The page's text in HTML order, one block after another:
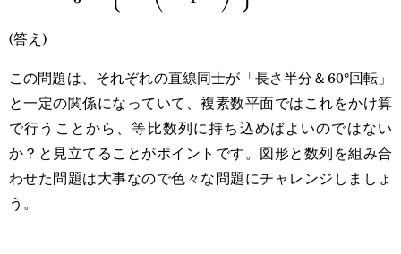
P_n=\frac{3+\sqrt{3}i}
{3}\left\{1-
\left(\frac{1+\sqrt{3}i}
{4}\right)^n\right\}
(答え)
この問題は、それぞれの直線同士が「長さ半分＆60°回転」
と一定の関係になっていて、複素数平面ではこれをかけ算
で行うことから、等比数列に持ち込めばよいのではない
か？と見立てることがポイントです。図形と数列を組み合
わせた問題は大事なので色々な問題にチャレンジしましょ
う。